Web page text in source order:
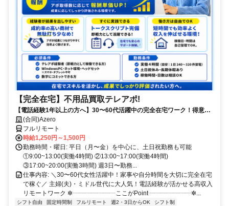
【完全在宅】不用品買取テレアポ!
【電話経験1年以上の方へ】30〜60代活躍中の完全在宅ワーク！得意な
電話対応で15時までに賢く稼ぐ✨買取経験者は即優遇！
(合同)Azero
フルリモート
時給1,250円～1,500円
勤務時間・曜日: 平日（月〜金）を中心に、土日祝勤務も可能
①9:00~13:00(実働4時間) ②13:00~17:00(実働4時間)
③17:00~20:00(実働3時間) 週3日〜勤務...
仕事内容: ＼30〜60代女性活躍中！家事や自分時間を大切に完全在宅
で稼ぐ／ 主婦(夫)・ミドル世代に大人気！電話経験が活かせる高収入
リモートワーク ✼┈┈┈┈┈┈┈ここがPoint┈┈┈┈┈┈┈✼...
シフト自由 固定時間制 フルリモート 週2・3日からOK シフト制